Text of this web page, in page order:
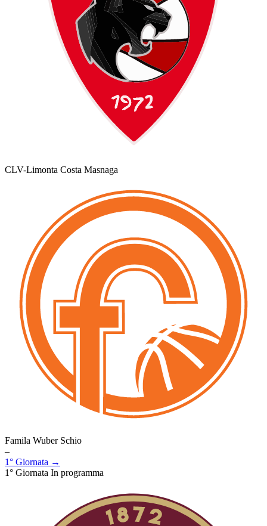
CLV-Limonta Costa Masnaga
Famila Wuber Schio
–
1° Giornata →
1° Giornata In programma